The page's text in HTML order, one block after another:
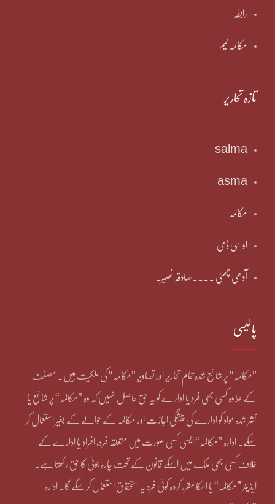
رابطہ
مکالمہ ٹیم
تازہ تحاریر
salma
asma
مکالمہ
او سی ڈی
آدھی چھٹی ۔۔۔۔صادقہ نصیر۔
پالیسی
”مکالمہ“ پر شائع شدہ تمام تحاریر اور تصاویر ”مکالمہ“ کی ملکیت ہیں۔ مصنف
کے علاوہ کسی بھی فرد یا ادارے کو یہ حق حاصل نہیں کہ وہ ”مکالمہ“ پر شائع یا
نشر شدہ مواد کو ادارے کی پیشگی اجازت اور مکالمہ کے حوالے کے بغیر استعمال کر
سکے۔ ادارہ ”مکالمہ“ ایسی کسی صورت میں متعلقہ فرد، افراد یا ادارے کے
خلاف کسی بھی ملک میں اسکے قانون کے تحت چارہ جوئی کا حق رکھتا ہے۔
ایڈیٹر ”مکالمہ“ یا اسکا مقرر کردہ کوئی فرد یہ استحقاق استعمال کر سکے گا۔ ادارہ